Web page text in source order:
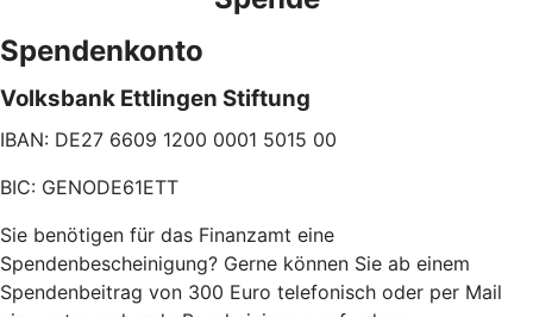
Spendenkonto
Volksbank Ettlingen Stiftung
IBAN: DE27 6609 1200 0001 5015 00​
BIC: GENODE61ETT​
Sie benötigen für das Finanzamt eine
Spendenbescheinigung? Gerne können Sie ab einem
Spendenbeitrag von 300 Euro telefonisch oder per Mail